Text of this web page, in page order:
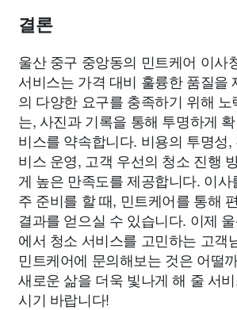
결론
울산 중구 중앙동의 민트케어 이사
서비스는 가격 대비 훌륭한 품질을
의 다양한 요구를 충족하기 위해
는, 사진과 기록을 통해 투명하게
비스를 약속합니다. 비용의 투명성,
비스 운영, 고객 우선의 청소 진행
게 높은 만족도를 제공합니다. 이
주 준비를 할 때, 민트케어를 통해
결과를 얻으실 수 있습니다. 이제
에서 청소 서비스를 고민하는 고객
민트케어에 문의해보는 것은 어떨
새로운 삶을 더욱 빛나게 해 줄 서
시기 바랍니다!